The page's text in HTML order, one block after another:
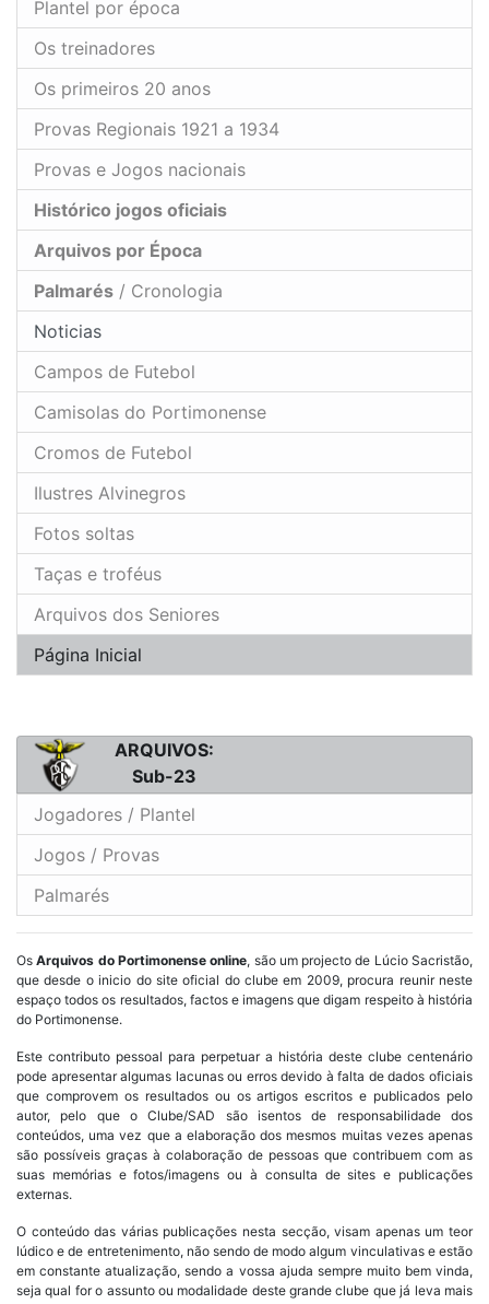
Plantel por época
Os treinadores
Os primeiros 20 anos
Provas Regionais 1921 a 1934
Provas e Jogos nacionais
Histórico jogos oficiais
Arquivos por Época
Palmarés / Cronologia
Noticias
Campos de Futebol
Camisolas do Portimonense
Cromos de Futebol
Ilustres Alvinegros
Fotos soltas
Taças e troféus
Arquivos dos Seniores
Página Inicial
ARQUIVOS:
Sub-23
Jogadores / Plantel
Jogos / Provas
Palmarés
OsArquivos do Portimonense online, são um projecto de Lúcio Sacristão,
que desde o inicio do site oficial do clube em 2009, procura reunir neste
espaço todos os resultados, factos e imagens que digam respeito à história
do Portimonense.
Este contributo pessoal para perpetuar a história deste clube centenário
pode apresentar algumas lacunas ou erros devido à falta de dados oficiais
que comprovem os resultados ou os artigos escritos e publicados pelo
autor, pelo que o Clube/SAD são isentos de responsabilidade dos
conteúdos, uma vez que a elaboração dos mesmos muitas vezes apenas
são possíveis graças à colaboração de pessoas que contribuem com as
suas memórias e fotos/imagens ou à consulta de sites e publicações
externas.
O conteúdo das várias publicações nesta secção, visam apenas um teor
lúdico e de entretenimento, não sendo de modo algum vinculativas e estão
em constante atualização, sendo a vossa ajuda sempre muito bem vinda,
seja qual for o assunto ou modalidade deste grande clube que já leva mais